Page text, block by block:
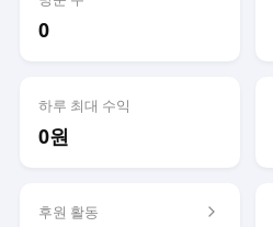
0
하루 최대 수익
0원
후원 활동